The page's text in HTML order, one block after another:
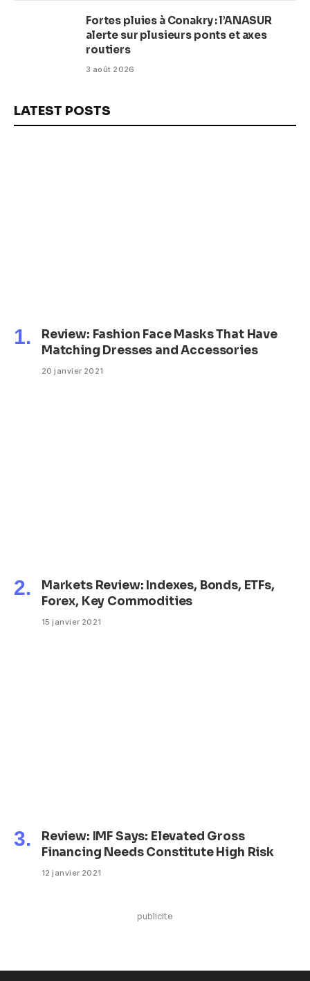
Fortes pluies à Conakry : l’ANASUR
alerte sur plusieurs ponts et axes
routiers
3 août 2026
LATEST POSTS
Review: Fashion Face Masks That Have
Matching Dresses and Accessories
20 janvier 2021
Markets Review: Indexes, Bonds, ETFs,
Forex, Key Commodities
15 janvier 2021
Review: IMF Says: Elevated Gross
Financing Needs Constitute High Risk
12 janvier 2021
publicite